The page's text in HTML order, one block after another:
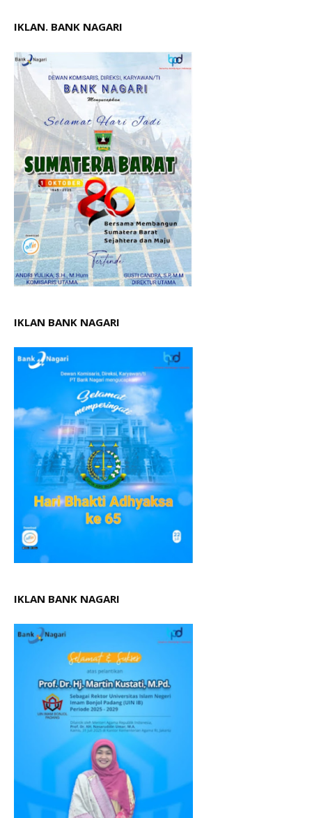
IKLAN. BANK NAGARI
IKLAN BANK NAGARI
IKLAN BANK NAGARI